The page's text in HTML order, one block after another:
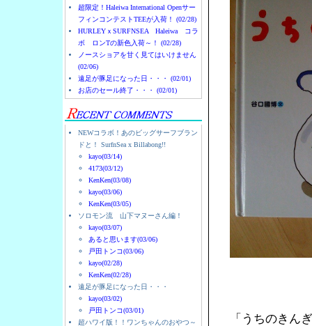
超限定！Haleiwa International Openサー
フィンコンテストTEEが入荷！ (02/28)
HURLEYｘSURFNSEA Haleiwa コラ
ボ ロンTの新色入荷～！ (02/28)
ノースショアを甘く見てはいけません
(02/06)
遠足が豚足になった日・・・ (02/01)
お店のセール終了・・・ (02/01)
NEWコラボ！あのビッグサーフブラン
ドと！ SurfnSea x Billabong!!
kayo(03/14)
4173(03/12)
KenKen(03/08)
kayo(03/06)
KenKen(03/05)
ソロモン流 山下マヌーさん編！
kayo(03/07)
あると思います(03/06)
戸田トンコ(03/06)
kayo(02/28)
KenKen(02/28)
遠足が豚足になった日・・・
kayo(03/02)
戸田トンコ(03/01)
超ハワイ版！！ワンちゃんのおやつ～
「うちのきん